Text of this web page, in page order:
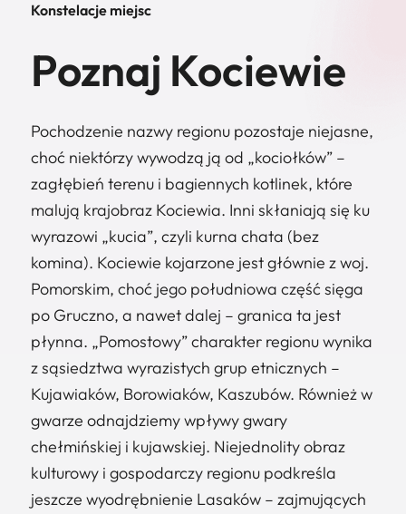
Konstelacje miejsc
Poznaj Kociewie
Pochodzenie nazwy regionu pozostaje niejasne,
choć niektórzy wywodzą ją od „kociołków” –
zagłębień terenu i bagiennych kotlinek, które
malują krajobraz Kociewia. Inni skłaniają się ku
wyrazowi „kucia”, czyli kurna chata (bez
komina). Kociewie kojarzone jest głównie z woj.
Pomorskim, choć jego południowa część sięga
po Gruczno, a nawet dalej – granica ta jest
płynna. „Pomostowy” charakter regionu wynika
z sąsiedztwa wyrazistych grup etnicznych –
Kujawiaków, Borowiaków, Kaszubów. Również w
gwarze odnajdziemy wpływy gwary
chełmińskiej i kujawskiej. Niejednolity obraz
kulturowy i gospodarczy regionu podkreśla
jeszcze wyodrębnienie Lasaków – zajmujących